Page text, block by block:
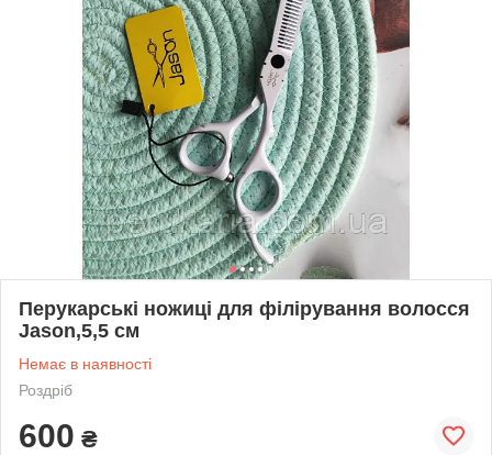
Перукарські ножиці для філірування волосся
Jason,5,5 см
Немає в наявності
Роздріб
600 ₴